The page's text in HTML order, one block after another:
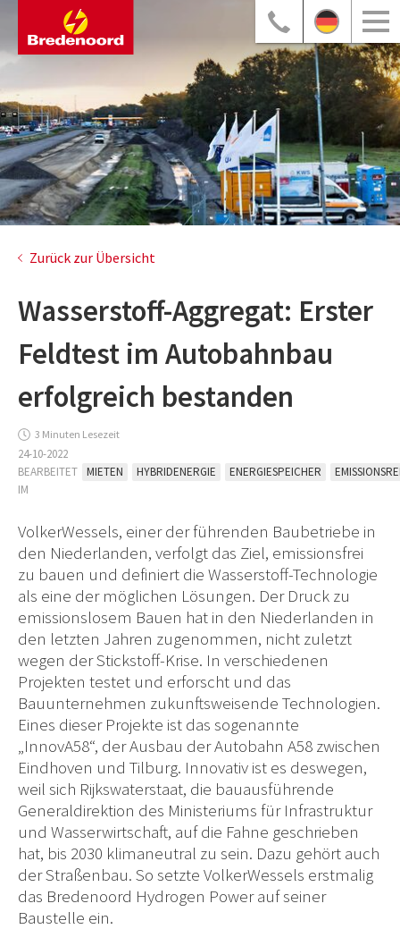
Zurück zur Übersicht
Wasserstoff-Aggregat: Erster
Feldtest im Autobahnbau
erfolgreich bestanden
3 Minuten Lesezeit
24-10-2022
BEARBEITET
IM
MIETEN HYBRIDENERGIE ENERGIESPEICHER
VolkerWessels, einer der führenden Baubetriebe in
den Niederlanden, verfolgt das Ziel, emissionsfrei
zu bauen und definiert die Wasserstoff-Technologie
als eine der möglichen Lösungen. Der Druck zu
emissionslosem Bauen hat in den Niederlanden in
den letzten Jahren zugenommen, nicht zuletzt
wegen der Stickstoff-Krise. In verschiedenen
Projekten testet und erforscht und das
Bauunternehmen zukunftsweisende Technologien.
Eines dieser Projekte ist das sogenannte
„InnovA58“, der Ausbau der Autobahn A58 zwischen
Eindhoven und Tilburg. Innovativ ist es deswegen,
weil sich Rijkswaterstaat, die bauausführende
Generaldirektion des Ministeriums für Infrastruktur
und Wasserwirtschaft, auf die Fahne geschrieben
hat, bis 2030 klimaneutral zu sein. Dazu gehört auch
der Straßenbau. So setzte VolkerWessels erstmalig
das Bredenoord Hydrogen Power auf seiner
Baustelle ein.